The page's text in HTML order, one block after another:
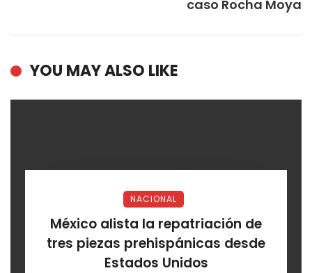
caso Rocha Moya
YOU MAY ALSO LIKE
NACIONAL
México alista la repatriación de
tres piezas prehispánicas desde
Estados Unidos